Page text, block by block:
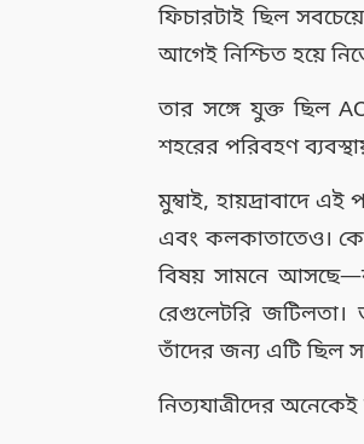
ফিচারটাই ছিল
আগেই নিশ্চিত হয়ে
তার সঙ্গে যুক্ত ছিল
শহরের পরিবহণ
মুম্বাই, হায়দ্রাবাদে
এবং কলকাতাতেও।
বিষয় সামনে
রেগুলেটরি জটিলতা।
তাঁদের জন্য এটি ছিল
নিত্যযাত্রীদের